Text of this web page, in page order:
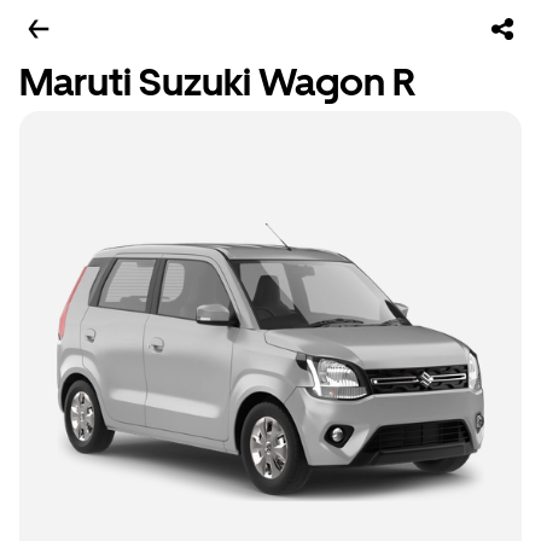
Maruti Suzuki Wagon R